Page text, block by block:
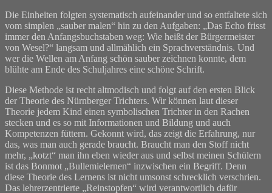
Die Einheiten folgten systematisch aufeinander und so entfaltete sich
vom simplen „sauber malen“ hin zu den Aufgaben: „Das Echo frisst
immer den Anfangsbuchstaben weg: Wie heißt der Bürgermeister
von Wesel?“ langsam und allmählich ein Sprachverständnis. Und
wer die Wellen am Anfang schön sauber zeichnen konnte, dem
blühte am Ende des Schuljahres eine schöne Schrift.
Diese Methode ist recht altmodisch und folgt auf den ersten Blick
der Theorie des Nürnberger Trichters. Wir können laut dieser
Theorie jedem Kind einen symbolischen Trichter in den Rachen
stecken und es so mit Informationen und Bildung und auch
Kompetenzen füttern. Gekonnt wird, das zeigt die Erfahrung, nur
das, was man auch gerade braucht. Braucht man den Stoff nicht
mehr, „kotzt“ man ihn eben wieder aus und selbst meinen Schülern
ist das Bonmot „Bullemielernen“ inzwischen ein Begriff. Denn
diese Theorie des Lernens ist nicht umsonst schrecklich verschrien.
Das lehrerzentrierte „Reinstopfen“ wird verantwortlich dafür